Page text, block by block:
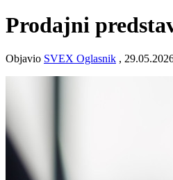
Prodajni
Objavio SVEX Oglasnik ,